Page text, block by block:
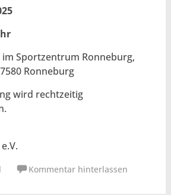
im Sportzentrum Ronneburg,
Ronneburg
wird rechtzeitig
Kommentar hinterlassen